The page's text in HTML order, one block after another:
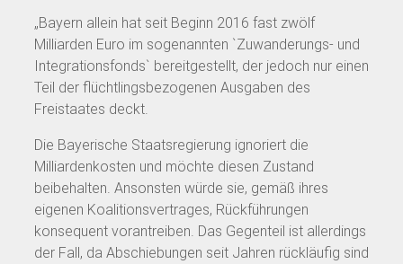
„Bayern allein hat seit Beginn 2016 fast zwölf
Milliarden Euro im sogenannten `Zuwanderungs- und
Integrationsfonds` bereitgestellt, der jedoch nur einen
Teil der flüchtlingsbezogenen Ausgaben des
Freistaates deckt.
Die Bayerische Staatsregierung ignoriert die
Milliardenkosten und möchte diesen Zustand
beibehalten. Ansonsten würde sie, gemäß ihres
eigenen Koalitionsvertrages, Rückführungen
konsequent vorantreiben. Das Gegenteil ist allerdings
der Fall, da Abschiebungen seit Jahren rückläufig sind